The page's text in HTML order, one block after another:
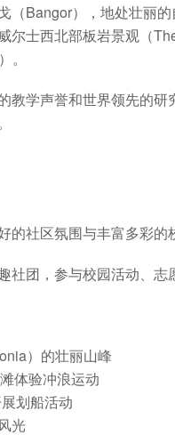
（Bangor），地处壮丽
士西北部板岩景观（
教学声誉和世界领先的
社区氛围与丰富多彩的
社团，参与校园活动、
）的壮丽山峰
体验冲浪运动
划船活动
光